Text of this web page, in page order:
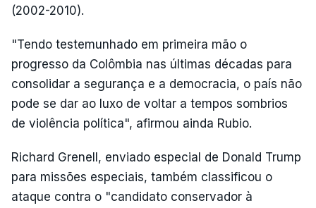
(2002-2010).
"Tendo testemunhado em primeira mão o
progresso da Colômbia nas últimas décadas para
consolidar a segurança e a democracia, o país não
pode se dar ao luxo de voltar a tempos sombrios
de violência política", afirmou ainda Rubio.
Richard Grenell, enviado especial de Donald Trump
para missões especiais, também classificou o
ataque contra o "candidato conservador à